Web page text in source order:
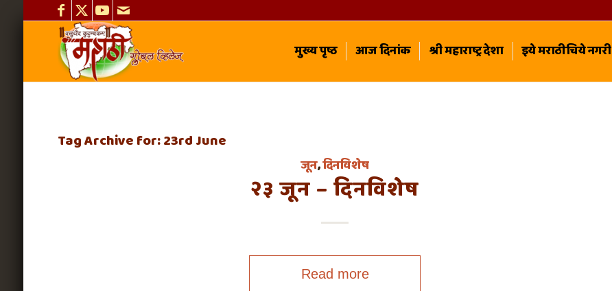
मुख्य पृष्ठ आज दिनांक श्री महाराष्ट्र देशा इये मराठीचिये नगरी
Tag Archive for:23rd June
जून,दिनविशेष
२३ जून – दिनविशेष
Read more